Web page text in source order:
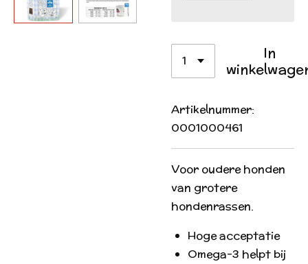
In
Artikelnummer:
0001000461
Voor oudere honden
van grotere
hondenrassen.
Hoge acceptatie
Omega-3 helpt bij